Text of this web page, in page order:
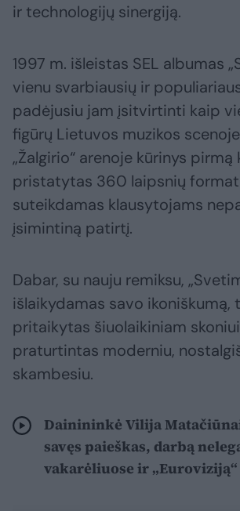
ir technologijų sinergiją.
1997 m. išleistas SEL albumas
vienu svarbiausių ir
padėjusiu jam įsitvirtinti kaip
figūrų Lietuvos muzikos
„Žalgirio“ arenoje kūrinys
pristatytas 360 laipsnių
suteikdamas klausytojams
įsimintiną patirtį.
Dabar, su nauju remiksu,
išlaikydamas savo ikoniškumą,
pritaikytas šiuolaikiniam
praturtintas moderniu,
skambesiu.
Dainininkė Vilija
savęs paieškas, darbą
vakarėliuose ir „Euroviziją“